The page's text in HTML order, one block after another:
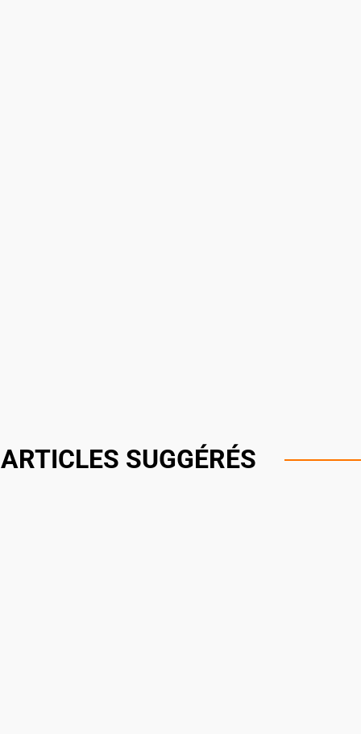
ARTICLES SUGGÉRÉS